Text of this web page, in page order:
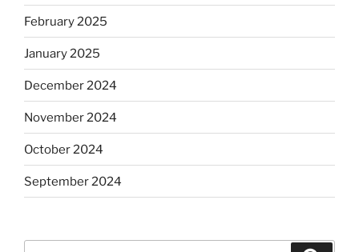
February 2025
January 2025
December 2024
November 2024
October 2024
September 2024